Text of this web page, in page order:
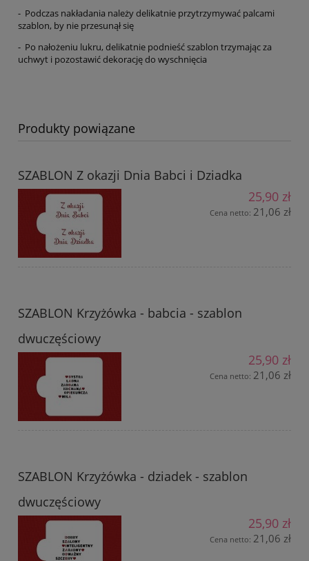
- Podczas nakładania należy delikatnie przytrzymywać palcami
szablon, by nie przesunął się
- Po nałożeniu lukru, delikatnie podnieść szablon trzymając za
uchwyt i pozostawić dekorację do wyschnięcia
Produkty powiązane
SZABLON Z okazji Dnia Babci i Dziadka
25,90 zł
Cena netto: 21,06 zł
SZABLON Krzyżówka - babcia - szablon
dwuczęściowy
25,90 zł
Cena netto: 21,06 zł
SZABLON Krzyżówka - dziadek - szablon
dwuczęściowy
25,90 zł
Cena netto: 21,06 zł